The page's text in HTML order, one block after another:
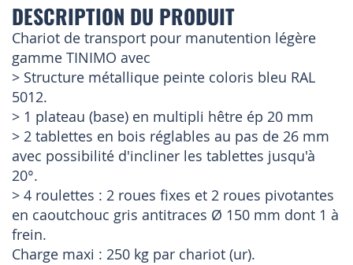
DESCRIPTION DU PRODUIT
Chariot de transport pour manutention légère
gamme TINIMO avec
> Structure métallique peinte coloris bleu RAL
5012.
> 1 plateau (base) en multipli hêtre ép 20 mm
> 2 tablettes en bois réglables au pas de 26 mm
avec possibilité d'incliner les tablettes jusqu'à
20°.
> 4 roulettes : 2 roues fixes et 2 roues pivotantes
en caoutchouc gris antitraces Ø 150 mm dont 1 à
frein.
Charge maxi : 250 kg par chariot (ur).